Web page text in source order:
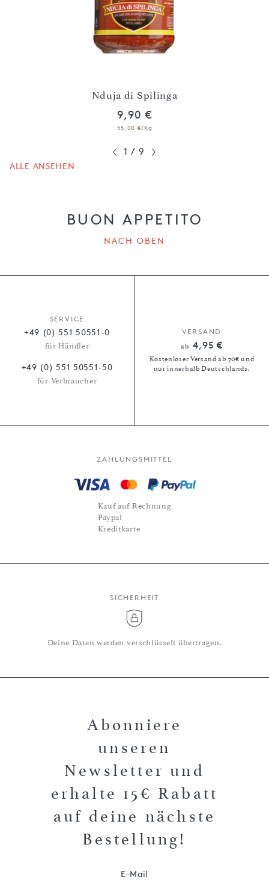
Nduja di Spilinga
9,90 €
55,00 €/Kg
1 / 9
ALLE ANSEHEN
BUON APPETITO
NACH OBEN
SERVICE
+49 (0) 551 50551-0
für Händler
+49 (0) 551 50551-50
für Verbraucher
VERSAND
ab 4,95 €
Kostenloser Versand ab 70€ und
nur innerhalb Deutschlands.
ZAHLUNGSMITTEL
Kauf auf Rechnung
Paypal
Kreditkarte
SICHERHEIT
Deine Daten werden verschlüsselt übertragen.
Abonniere
unseren
Newsletter und
erhalte 15€ Rabatt
auf deine nächste
Bestellung!
E-Mail